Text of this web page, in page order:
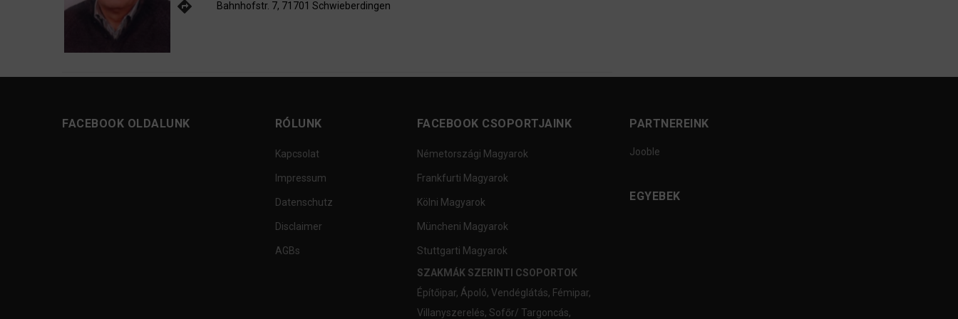
directions Bahnhofstr. 7, 71701 Schwieberdingen
FACEBOOK OLDALUNK RÓLUNK
Kapcsolat
Impressum
Datenschutz
Disclaimer
AGBs
FACEBOOK CSOPORTJAINK
Németországi Magyarok
Frankfurti Magyarok
Kölni Magyarok
Müncheni Magyarok
Stuttgarti Magyarok
SZAKMÁK SZERINTI CSOPORTOK
Építőipar, Ápoló, Vendéglátás, Fémipar,
Villanyszerelés, Sofőr/ Targoncás,
PARTNEREINK
Jooble
EGYEBEK